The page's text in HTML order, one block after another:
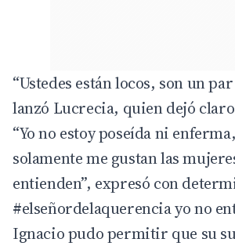
“Ustedes están locos, son un
lanzó Lucrecia, quien dejó
“Yo no estoy poseída ni
solamente me gustan las
entienden”, expresó con
#elseñordelaquerenciayo no
Ignacio pudo permitir que su